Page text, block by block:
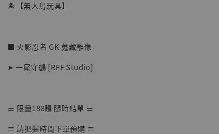
【店內現貨】七龍珠 系列蒐藏雕像 悟空 鳥山
🏝【無人島玩具】
■ 火影忍者 GK 蒐藏雕像
➤ 一尾守鶴 [BFF Studio]
≡ 限量188體 隨時結單 ≡
≡ 請把握時間下單預購 ≡